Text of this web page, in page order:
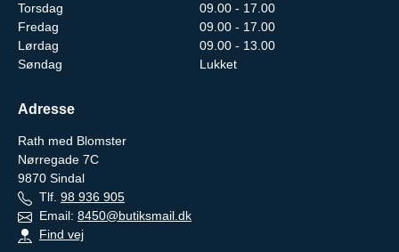
Torsdag
09.00 - 17.00
Fredag
09.00 - 17.00
Lørdag
09.00 - 13.00
Søndag
Lukket
Adresse
Rath med Blomster
Nørregade 7C
9870 Sindal
Tlf. 98 936 905
Email: 8450@butiksmail.dk
Find vej